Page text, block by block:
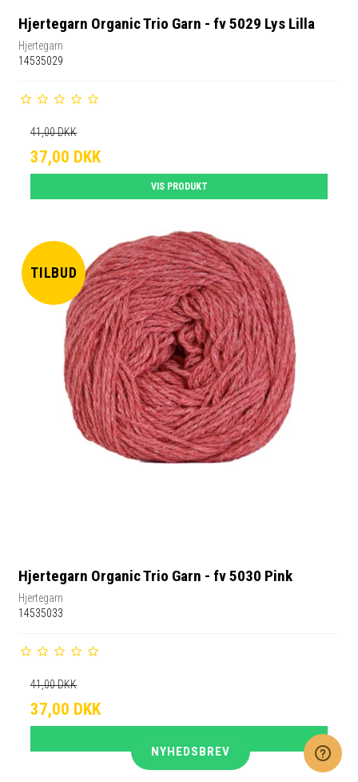
Hjertegarn Organic Trio Garn - fv 5029 Lys Lilla
Hjertegarn
14535029
41,00 DKK
37,00 DKK
VIS PRODUKT
TILBUD
Hjertegarn Organic Trio Garn - fv 5030 Pink
Hjertegarn
14535033
41,00 DKK
37,00 DKK
NYHEDSBREV